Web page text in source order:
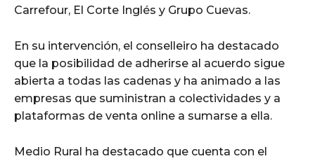
Carrefour, El Corte Inglés y Grupo Cuevas.
En su intervención, el conselleiro ha destacado
que la posibilidad de adherirse al acuerdo sigue
abierta a todas las cadenas y ha animado a las
empresas que suministran a colectividades y a
plataformas de venta online a sumarse a ella.
Medio Rural ha destacado que cuenta con el